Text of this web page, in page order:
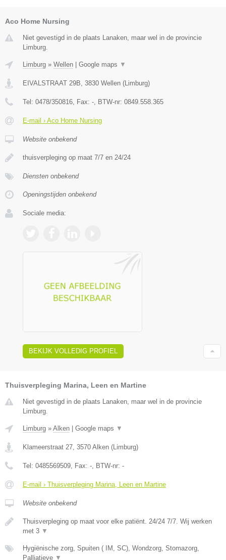
Aco Home Nursing
Niet gevestigd in de plaats Lanaken, maar wel in de provincie
Limburg.
Limburg » Wellen Google maps ▼
EIVALSTRAAT 29B, 3830 Wellen (Limburg)
Tel: 0478/350816, Fax: -, BTW-nr: 0849.558.365
E-mail › Aco Home Nursing
Website onbekend
thuisverpleging op maat 7/7 en 24/24
Diensten onbekend
Openingstijden onbekend
Sociale media:
BEKIJK VOLLEDIG PROFIEL
Thuisverpleging Marina, Leen en Martine
Niet gevestigd in de plaats Lanaken, maar wel in de provincie
Limburg.
Limburg » Alken Google maps ▼
Klameerstraat 27, 3570 Alken (Limburg)
Tel: 0485569509, Fax: -, BTW-nr: -
E-mail › Thuisverpleging Marina, Leen en Martine
Website onbekend
Thuisverpleging op maat voor elke patiënt. 24/24 7/7. Wij werken
met 3 ▼
Hygiënische zorg, Spuiten ( IM, SC), Wondzorg, Stomazorg,
Palliatieve ▼